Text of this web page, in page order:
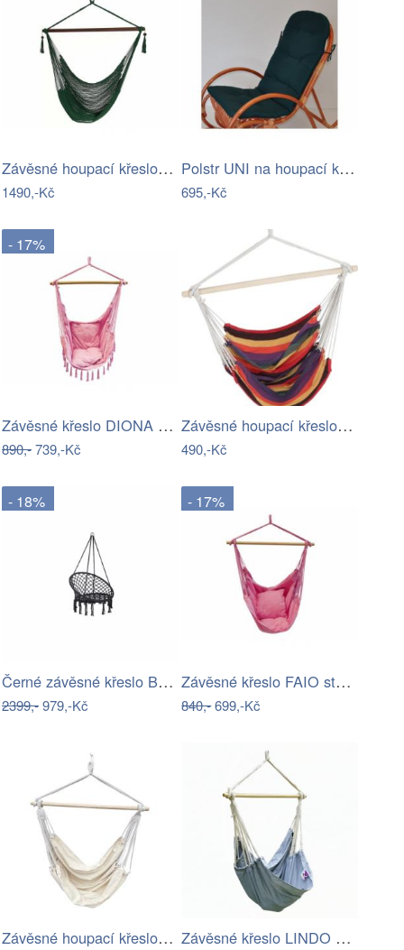
Závěsné houpací křeslo Bustry,…
1490,-Kč
Polstr UNI na houpací křeslo - látka…
695,-Kč
- 17%
Závěsné křeslo DIONA starorůžová
890,-739,-Kč
Závěsné houpací křeslo Cozyz pásek…
490,-Kč
- 18%
Černé závěsné křeslo Bonami Essentials…
2399,-979,-Kč
- 17%
Závěsné křeslo FAIO starorůžová
840,-699,-Kč
Závěsné houpací křeslo Cozyz béžová Závěsné křeslo LINDO NEW Tempo Kondela